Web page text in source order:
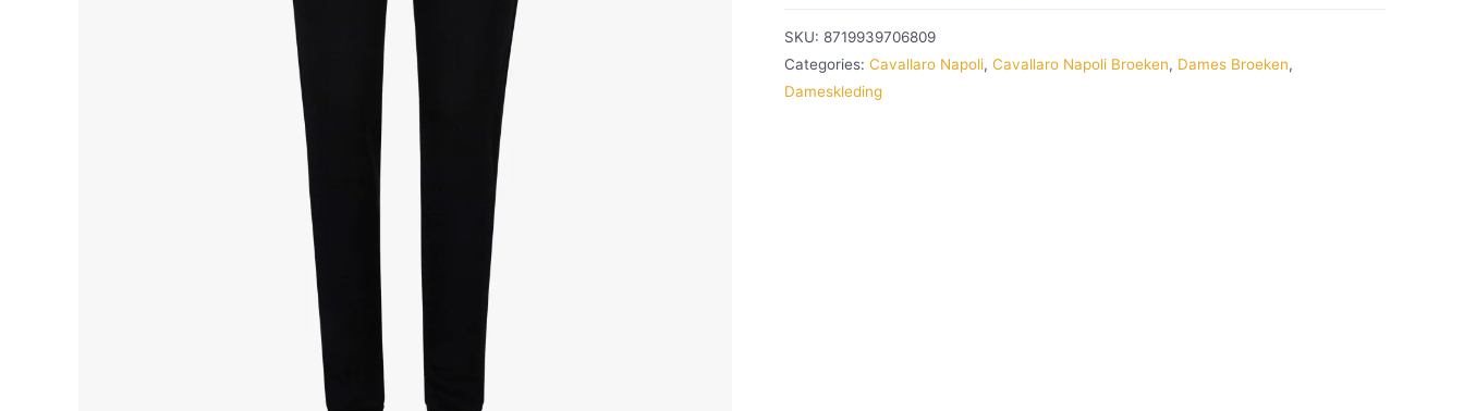
SKU: 8719939706809
Categories: Cavallaro Napoli, Cavallaro Napoli Broeken, Dames Broeken,
Dameskleding